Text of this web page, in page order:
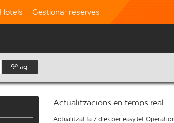
Hotels Gestionar reserves
9º ag.
Actualitzacions en temps real
Actualitzat fa 7 dies per easyJet